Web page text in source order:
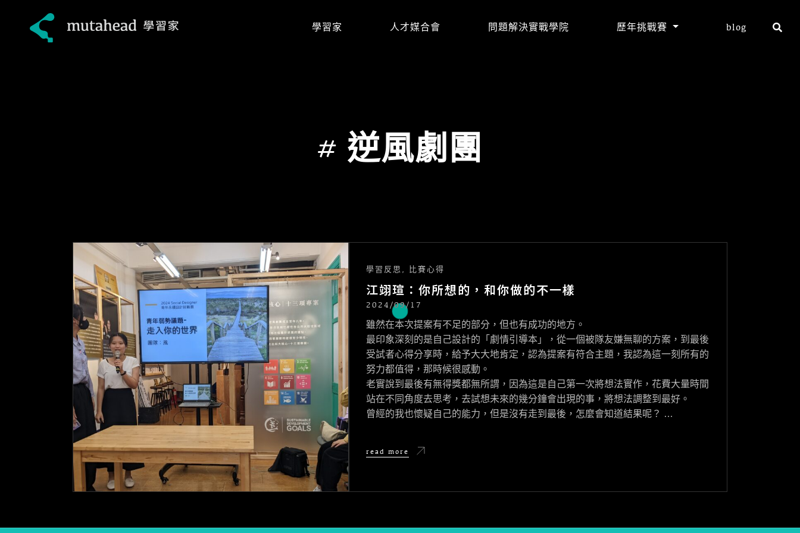
學習家 人才媒合會 問題解決實戰學院 歷年挑戰賽 blog
# 逆風劇團
學習反思 , 比賽心得
江翊瑄：你所想的，和你做的不一樣
POSTED
ON
2024/09/17
雖然在本次提案有不足的部分，但也有成功的地方。
最印象深刻的是自己設計的「劇情引導本」，從一個被隊友嫌無聊的方案，到最後
受試者心得分享時，給予大大地肯定，認為提案有符合主題，我認為這一刻所有的
努力都值得，那時候很感動。
老實說到最後有無得獎都無所謂，因為這是自己第一次將想法實作，花費大量時間
站在不同角度去思考，去試想未來的幾分鐘會出現的事，將想法調整到最好。
曾經的我也懷疑自己的能力，但是沒有走到最後，怎麼會知道結果呢？ …
read more
翊
所
你